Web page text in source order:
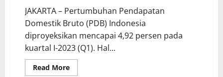
JAKARTA – Pertumbuhan Pendapatan
Domestik Bruto (PDB) Indonesia
diproyeksikan mencapai 4,92 persen pada
kuartal I-2023 (Q1). Hal...
Read More